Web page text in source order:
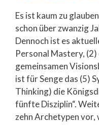
Es ist kaum zu
schon über zwanzig
Dennoch ist es
Personal Mastery,
gemeinsamen
ist für Senge das (5)
Thinking) die
fünfte Disziplin“.
zehn Archetypen